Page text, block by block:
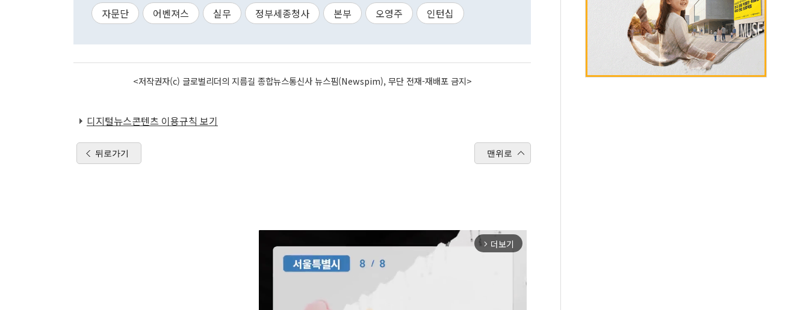
자문단
어벤져스 실무 정부세종청사 본부 오영주 인턴십
<저작권자(c) 글로벌리더의 지름길 종합뉴스통신사 뉴스핌(Newspim), 무단 전재-재배포 금지>
디지털뉴스콘텐츠 이용규칙 보기
뒤로가기 맨위로
arrow_forward_ios 더보기